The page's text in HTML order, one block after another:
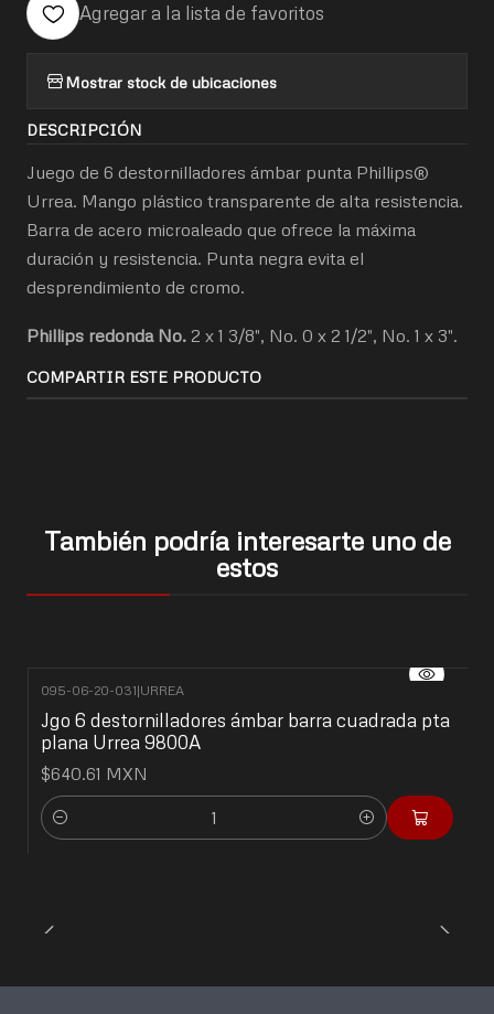
Agregar a la lista de favoritos
Mostrar stock de ubicaciones
DESCRIPCIÓN
Juego de 6 destornilladores ámbar punta Phillips®
Urrea. Mango plástico transparente de alta resistencia.
Barra de acero microaleado que ofrece la máxima
duración y resistencia. Punta negra evita el
desprendimiento de cromo.
Phillips redonda No. 2 x 1 3/8", No. 0 x 2 1/2", No. 1 x 3".
COMPARTIR ESTE PRODUCTO
También podría interesarte uno de
estos
095-06-20-031|URREA
Jgo 6 destornilladores ámbar barra cuadrada pta
plana Urrea 9800A
$640.61 MXN
Cantidad